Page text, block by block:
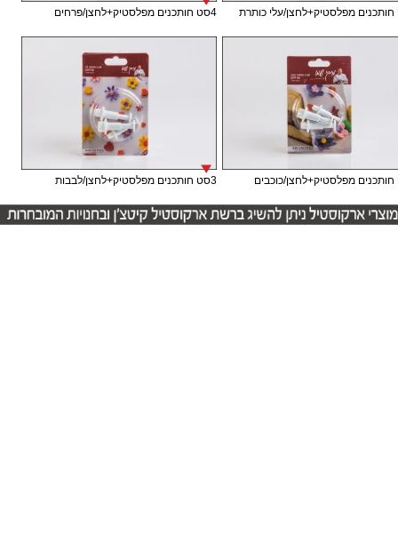
4סט חותכנים מפלסטיק+לחצן/פרחים
3סט חותכנים מפלסטיק+לחצן/לבבות